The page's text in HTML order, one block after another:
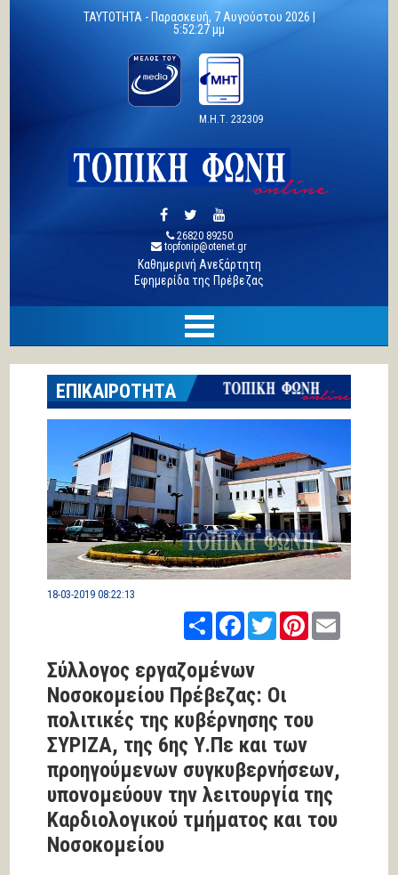
TAYTOTHTA - Παρασκευή, 7 Αυγούστου 2026 |
5:52:28 μμ
Μ.Η.Τ. 232309
26820 89250
topfonip@otenet.gr
Καθημερινή Ανεξάρτητη
Εφημερίδα της Πρέβεζας
ΕΠΙΚΑΙΡΟΤΗΤΑ
18-03-2019 08:22:13
ShareFacebook
TwitterPinterestEmail
Σύλλογος εργαζομένων
Νοσοκομείου Πρέβεζας: Οι
πολιτικές της κυβέρνησης του
ΣΥΡΙΖΑ, της 6ης Υ.Πε και των
προηγούμενων συγκυβερνήσεων,
υπονομεύουν την λειτουργία της
Καρδιολογικού τμήματος και του
Νοσοκομείου